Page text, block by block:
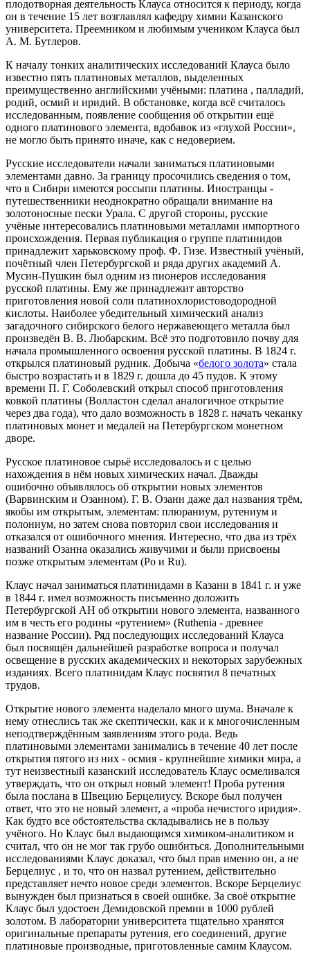
плодотворная деятельность Клауса относится к периоду, когда
он в течение 15 лет возглавлял кафедру химии Казанского
университета. Преемником и любимым учеником Клауса был
А. М. Бутлеров.
К началу тонких аналитических исследований Клауса было
известно пять платиновых металлов, выделенных
преимущественно английскими учёными: платина , палладий,
родий, осмий и иридий. В обстановке, когда всё считалось
исследованным, появление сообщения об открытии ещё
одного платинового элемента, вдобавок из «глухой России»,
не могло быть принято иначе, как с недоверием.
Русские исследователи начали заниматься платиновыми
элементами давно. За границу просочились сведения о том,
что в Сибири имеются россыпи платины. Иностранцы -
путешественники неоднократно обращали внимание на
золотоносные пески Урала. С другой стороны, русские
учёные интересовались платиновыми металлами импортного
происхождения. Первая публикация о группе платинидов
принадлежит харьковскому проф. Ф. Гизе. Известный учёный,
почётный член Петербургской и ряда других академий А.
Мусин-Пушкин был одним из пионеров исследования
русской платины. Ему же принадлежит авторство
приготовления новой соли платинохлористоводородной
кислоты. Наиболее убедительный химический анализ
загадочного сибирского белого нержавеющего металла был
произведён В. В. Любарским. Всё это подготовило почву для
начала промышленного освоения русской платины. В 1824 г.
открылся платиновый рудник. Добыча «белого золота» стала
быстро возрастать и в 1829 г. дошла до 45 пудов. К этому
времени П. Г. Соболевский открыл способ приготовления
ковкой платины (Волластон сделал аналогичное открытие
через два года), что дало возможность в 1828 г. начать чеканку
платиновых монет и медалей на Петербургском монетном
дворе.
Русское платиновое сырьё исследовалось и с целью
нахождения в нём новых химических начал. Дважды
ошибочно объявлялось об открытии новых элементов
(Варвинским и Озанном). Г. В. Озанн даже дал названия трём,
якобы им открытым, элементам: плюраниум, рутениум и
полониум, но затем снова повторил свои исследования и
отказался от ошибочного мнения. Интересно, что два из трёх
названий Озанна оказались живучими и были присвоены
позже открытым элементам (Ро и Ru).
Клаус начал заниматься платинидами в Казани в 1841 г. и уже
в 1844 г. имел возможность письменно доложить
Петербургской АН об открытии нового элемента, названного
им в честь его родины «рутением» (Ruthenia - древнее
название России). Ряд последующих исследований Клауса
был посвящён дальнейшей разработке вопроса и получал
освещение в русских академических и некоторых зарубежных
изданиях. Всего платинидам Клаус посвятил 8 печатных
трудов.
Открытие нового элемента наделало много шума. Вначале к
нему отнеслись так же скептически, как и к многочисленным
неподтверждённым заявлениям этого рода. Ведь
платиновыми элементами занимались в течение 40 лет после
открытия пятого из них - осмия - крупнейшие химики мира, а
тут неизвестный казанский исследователь Клаус осмеливался
утверждать, что он открыл новый элемент! Проба рутения
была послана в Швецию Берцелиусу. Вскоре был получен
ответ, что это не новый элемент, а «проба нечистого иридия».
Как будто все обстоятельства складывались не в пользу
учёного. Но Клаус был выдающимся химиком-аналитиком и
считал, что он не мог так грубо ошибиться. Дополнительными
исследованиями Клаус доказал, что был прав именно он, а не
Берцелиус , и то, что он назвал рутением, действительно
представляет нечто новое среди элементов. Вскоре Берцелиус
вынужден был признаться в своей ошибке. За своё открытие
Клаус был удостоен Демидовской премии в 1000 рублей
золотом. В лаборатории университета тщательно хранятся
оригинальные препараты рутения, его соединений, другие
платиновые производные, приготовленные самим Клаусом.